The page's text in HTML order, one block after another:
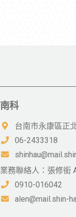
南科
台南市永康區正
06-2433318
業務聯絡人：張修銜
0910-016042
alen@mail.shin-